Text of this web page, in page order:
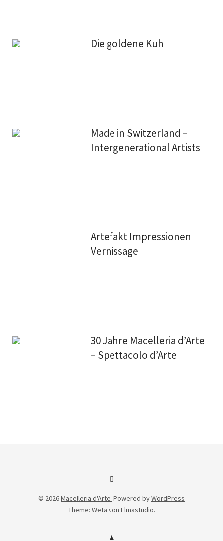
Die goldene Kuh
Made in Switzerland –
Intergenerational Artists
Artefakt Impressionen
Vernissage
30 Jahre Macelleria d’Arte
– Spettacolo d’Arte
Facebook
© 2026Macelleria d'Arte. Powered byWordPress
Theme: Weta von Elmastudio.